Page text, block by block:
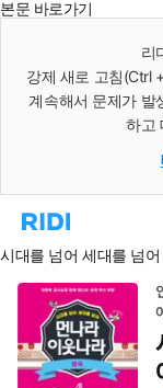
본문 바로가기
리
강제 새로 고침(Ctrl
계속해서 문제가 발
하고
리
홈
로
시대를 넘어 세대를 넘